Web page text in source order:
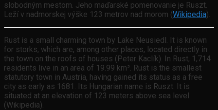
slobodným mestom. Jeho maďarské pomenovanie je Ruszt.
Leží v nadmorskej výške 123 metrov nad morom (Wikipedia).
Rust is a small charming town by Lake Neusiedl. It is known
for storks, which are, among other places, located directly in
the town on the roofs of houses (Peter Kaclík). In Rust, 1,714
residents live in an area of 19.99 km². Rust is the smallest
statutory town in Austria, having gained its status as a free
city as early as 1681. Its Hungarian name is Ruszt. It is
situated at an elevation of 123 meters above sea level
(Wikipedia).